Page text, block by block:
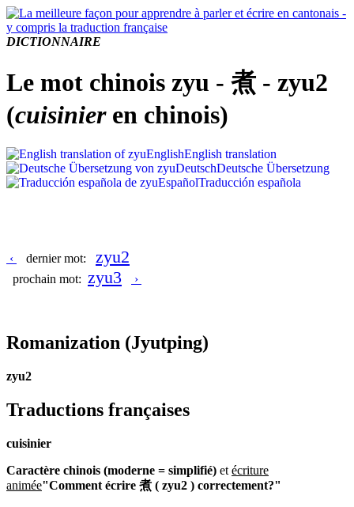
DICTIONNAIRE
Le mot chinois zyu - 煮 - zyu2
(cuisinieren chinois)
EnglishEnglish translation
DeutschDeutsche Übersetzung
EspañolTraducción española
‹ dernier mot: zyu2
prochain mot: zyu3 ›
Romanization (Jyutping)
zyu2
Traductions françaises
cuisinier
Caractère chinois (moderne = simplifié) et écriture
animée"Comment écrire 煮 ( zyu2 ) correctement?"